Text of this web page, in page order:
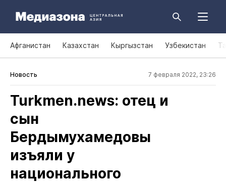
Афганистан Казахстан Кыргызстан Узбекистан
Новость 7 февраля 2022, 23:26
Turkmen.news: отец и
сын
Бердымухамедовы
изъяли у
национального